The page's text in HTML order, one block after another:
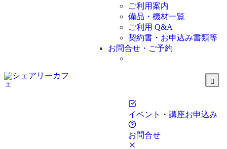
ご利用案内
備品・機材一覧
ご利用 Q&A
契約書・お申込み書類等
お問合せ・ご予約
イベント・講座お申込み
お問合せ